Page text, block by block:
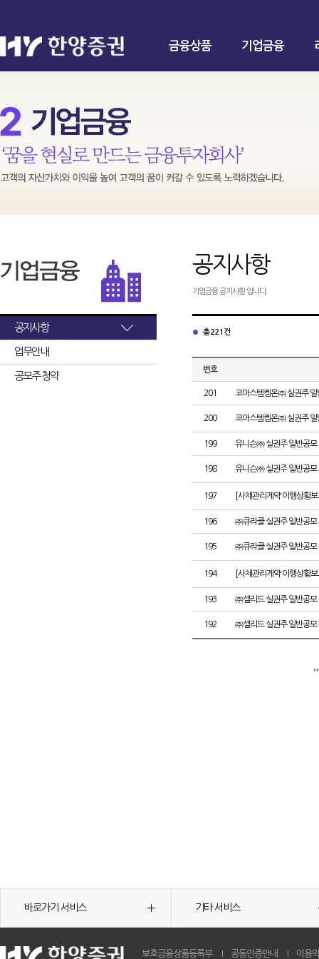
금융상품 기업금융
공지사항
업무안내
공모주 청약
공지사항
기업금융 공지사항 입니다.
총 221건
번호
201 코아스템켐온㈜ 실권주 일
200 코아스템켐온㈜ 실권주 일
199 유니슨㈜ 실권주 일반공모
198 유니슨㈜ 실권주 일반공모
197 [사채관리계약 이행상황
196 ㈜큐라클 실권주 일반공모
195 ㈜큐라클 실권주 일반공모
194 [사채관리계약 이행상황
193 ㈜셀리드 실권주 일반공모
192 ㈜셀리드 실권주 일반공모
바로가기 서비스 기타 서비스
보호금융상품등록부 공동인증안내 이용